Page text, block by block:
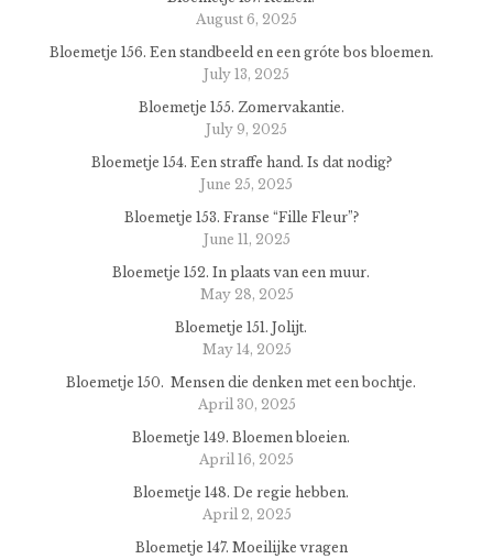
August 6, 2025
Bloemetje 156. Een standbeeld en een gróte bos bloemen.
July 13, 2025
Bloemetje 155. Zomervakantie.
July 9, 2025
Bloemetje 154. Een straffe hand. Is dat nodig?
June 25, 2025
Bloemetje 153. Franse “Fille Fleur”?
June 11, 2025
Bloemetje 152. In plaats van een muur.
May 28, 2025
Bloemetje 151. Jolijt.
May 14, 2025
Bloemetje 150. Mensen die denken met een bochtje.
April 30, 2025
Bloemetje 149. Bloemen bloeien.
April 16, 2025
Bloemetje 148. De regie hebben.
April 2, 2025
Bloemetje 147. Moeilijke vragen